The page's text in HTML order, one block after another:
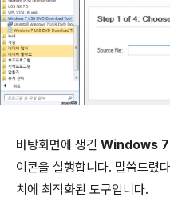
바탕화면에 생긴 Windows 7
이콘을 실행합니다. 말씀드렸
치에 최적화된 도구입니다.